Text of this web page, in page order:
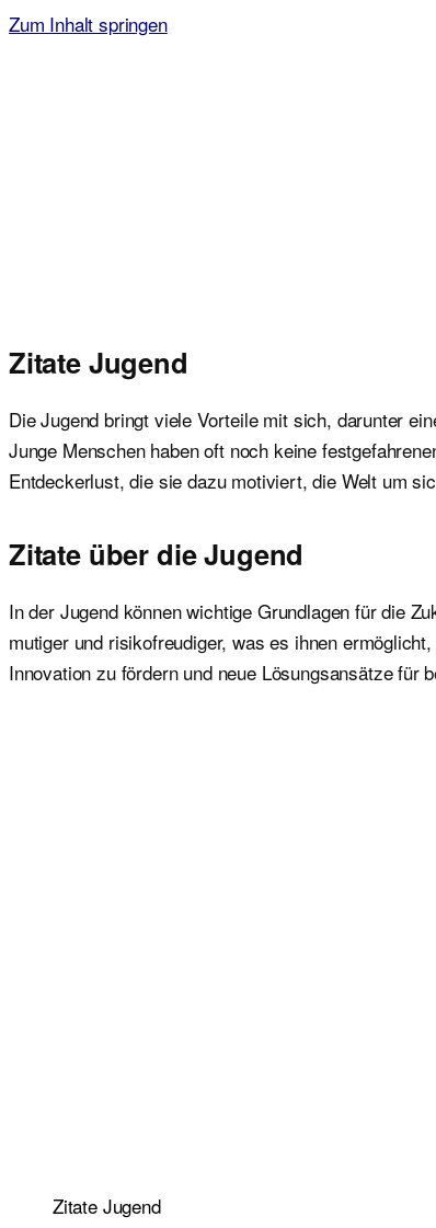
Zum Inhalt springen
Zitate Jugend
Die Jugend bringt viele Vorteile mit sich, darunter
Junge Menschen haben oft noch keine
Entdeckerlust, die sie dazu motiviert, die Welt um
Zitate über die Jugend
In der Jugend können wichtige Grundlagen für die
mutiger und risikofreudiger, was es ihnen
Innovation zu fördern und neue Lösungsansätze für
Zitate Jugend